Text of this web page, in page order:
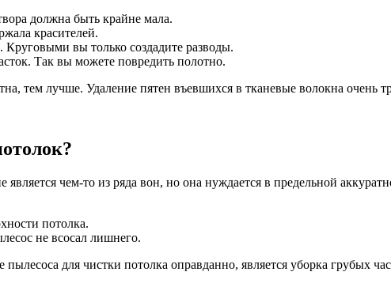
должна быть крайне мала.
красителей.
вы только создадите разводы.
Так вы можете повредить полотно.
тем лучше. Удаление пятен въевшихся в тканевые волокна очень
чем-то из ряда вон, но она нуждается в предельной
потолка.
не всосал лишнего.
для чистки потолка оправданно, является уборка грубых